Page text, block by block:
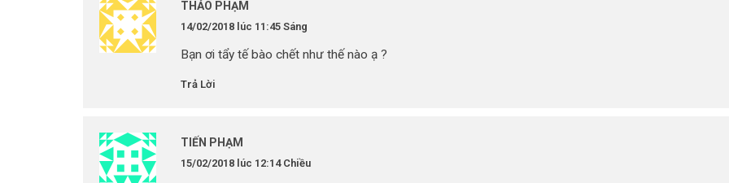
THẢO PHẠM
14/02/2018 lúc 11:45 Sáng
Bạn ơi tẩy tế bào chết như thế nào ạ ?
Trả Lời
TIẾN PHẠM
15/02/2018 lúc 12:14 Chiều